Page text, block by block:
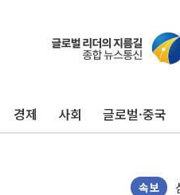
경제 사회 글로벌·중국
속보